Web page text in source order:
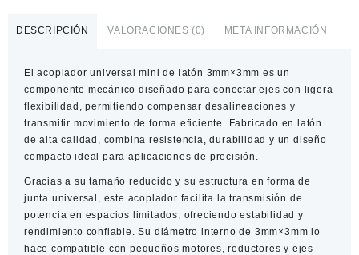
cantidad
DESCRIPCIÓN VALORACIONES (0) META INFORMACIÓN
El acoplador universal mini de latón 3mm×3mm es un
componente mecánico diseñado para conectar ejes con ligera
flexibilidad, permitiendo compensar desalineaciones y
transmitir movimiento de forma eficiente. Fabricado en latón
de alta calidad, combina resistencia, durabilidad y un diseño
compacto ideal para aplicaciones de precisión.
Gracias a su tamaño reducido y su estructura en forma de
junta universal, este acoplador facilita la transmisión de
potencia en espacios limitados, ofreciendo estabilidad y
rendimiento confiable. Su diámetro interno de 3mm×3mm lo
hace compatible con pequeños motores, reductores y ejes